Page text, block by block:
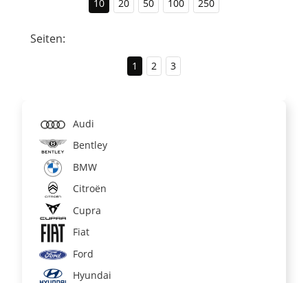
10 20 50 100 250
Seiten:
1 2 3
Audi
Bentley
BMW
Citroën
Cupra
Fiat
Ford
Hyundai